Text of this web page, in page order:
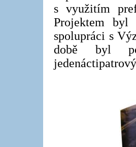
s využitím
Projektem byl
spolupráci s
době byl